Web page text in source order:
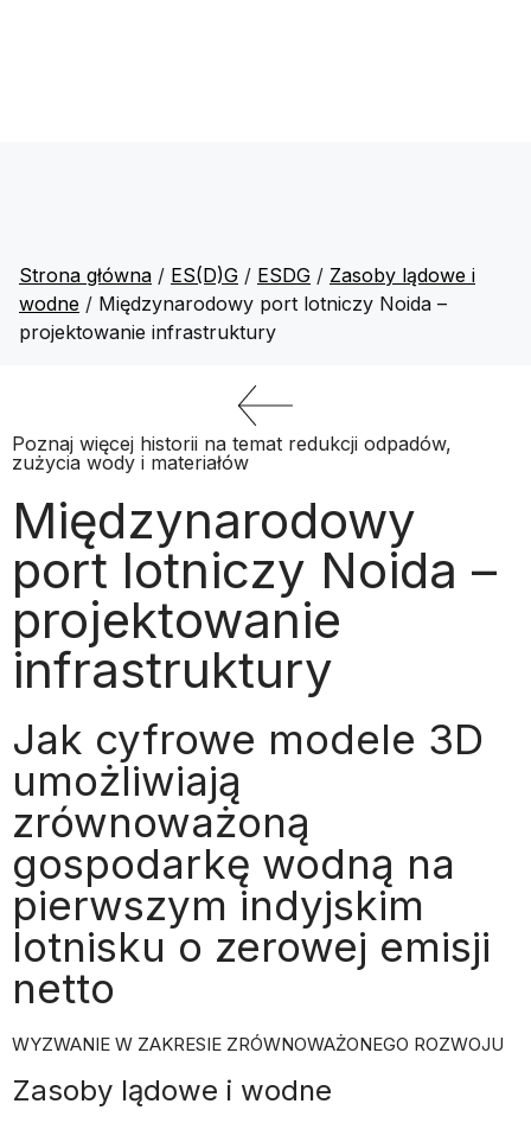
Strona główna / ES(D)G / ESDG / Zasoby lądowe i
wodne / Międzynarodowy port lotniczy Noida –
projektowanie infrastruktury
Poznaj więcej historii na temat redukcji odpadów,
zużycia wody i materiałów
Międzynarodowy
port lotniczy Noida –
projektowanie
infrastruktury
Jak cyfrowe modele 3D
umożliwiają
zrównoważoną
gospodarkę wodną na
pierwszym indyjskim
lotnisku o zerowej emisji
netto
WYZWANIE W ZAKRESIE ZRÓWNOWAŻONEGO ROZWOJU
Zasoby lądowe i wodne